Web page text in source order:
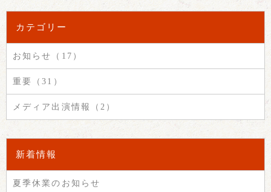
カテゴリー
お知らせ（17）
重要（31）
メディア出演情報（2）
新着情報
夏季休業のお知らせ